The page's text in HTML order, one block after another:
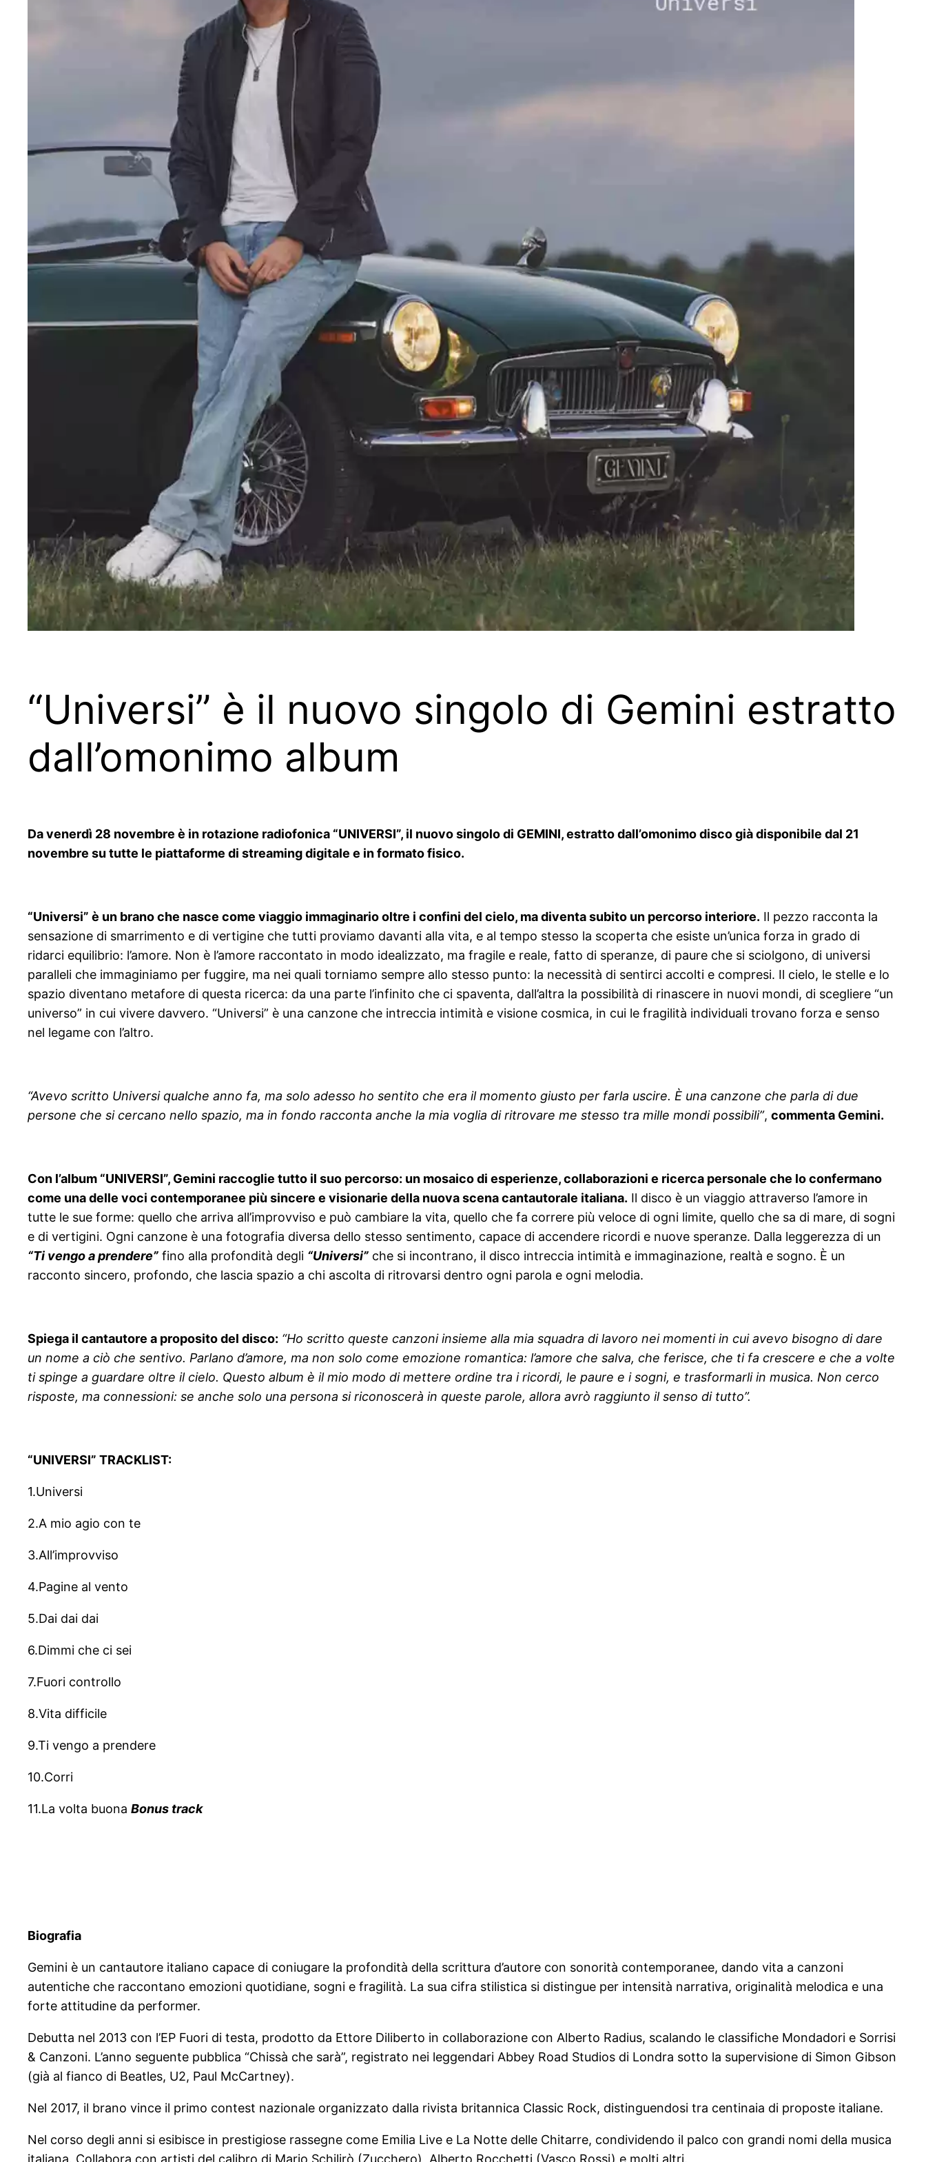
“Universi” è il nuovo singolo di Gemini estratto
dall’omonimo album
Da venerdì 28 novembre è in rotazione radiofonica “UNIVERSI”, il nuovo singolo di GEMINI, estratto dall’omonimo disco già disponibile dal 21
novembre su tutte le piattaforme di streaming digitale e in formato fisico.
“Universi” è un brano che nasce come viaggio immaginario oltre i confini del cielo, ma diventa subito un percorso interiore. Il pezzo racconta la
sensazione di smarrimento e di vertigine che tutti proviamo davanti alla vita, e al tempo stesso la scoperta che esiste un’unica forza in grado di
ridarci equilibrio: l’amore. Non è l’amore raccontato in modo idealizzato, ma fragile e reale, fatto di speranze, di paure che si sciolgono, di universi
paralleli che immaginiamo per fuggire, ma nei quali torniamo sempre allo stesso punto: la necessità di sentirci accolti e compresi. Il cielo, le stelle e lo
spazio diventano metafore di questa ricerca: da una parte l’infinito che ci spaventa, dall’altra la possibilità di rinascere in nuovi mondi, di scegliere “un
universo” in cui vivere davvero. “Universi” è una canzone che intreccia intimità e visione cosmica, in cui le fragilità individuali trovano forza e senso
nel legame con l’altro.
“Avevo scritto Universi qualche anno fa, ma solo adesso ho sentito che era il momento giusto per farla uscire. È una canzone che parla di due
persone che si cercano nello spazio, ma in fondo racconta anche la mia voglia di ritrovare me stesso tra mille mondi possibili”, commenta Gemini.
Con l’album “UNIVERSI”, Gemini raccoglie tutto il suo percorso: un mosaico di esperienze, collaborazioni e ricerca personale che lo confermano
come una delle voci contemporanee più sincere e visionarie della nuova scena cantautorale italiana. Il disco è un viaggio attraverso l’amore in
tutte le sue forme: quello che arriva all’improvviso e può cambiare la vita, quello che fa correre più veloce di ogni limite, quello che sa di mare, di sogni
e di vertigini. Ogni canzone è una fotografia diversa dello stesso sentimento, capace di accendere ricordi e nuove speranze. Dalla leggerezza di un
“Ti vengo a prendere” fino alla profondità degli “Universi” che si incontrano, il disco intreccia intimità e immaginazione, realtà e sogno. È un
racconto sincero, profondo, che lascia spazio a chi ascolta di ritrovarsi dentro ogni parola e ogni melodia.
Spiega il cantautore a proposito del disco: “Ho scritto queste canzoni insieme alla mia squadra di lavoro nei momenti in cui avevo bisogno di dare
un nome a ciò che sentivo. Parlano d’amore, ma non solo come emozione romantica: l’amore che salva, che ferisce, che ti fa crescere e che a volte
ti spinge a guardare oltre il cielo. Questo album è il mio modo di mettere ordine tra i ricordi, le paure e i sogni, e trasformarli in musica. Non cerco
risposte, ma connessioni: se anche solo una persona si riconoscerà in queste parole, allora avrò raggiunto il senso di tutto”.
“UNIVERSI” TRACKLIST:
1.Universi
2.A mio agio con te
3.All’improvviso
4.Pagine al vento
5.Dai dai dai
6.Dimmi che ci sei
7.Fuori controllo
8.Vita difficile
9.Ti vengo a prendere
10.Corri
11.La volta buona Bonus track
Biografia
Gemini è un cantautore italiano capace di coniugare la profondità della scrittura d’autore con sonorità contemporanee, dando vita a canzoni
autentiche che raccontano emozioni quotidiane, sogni e fragilità. La sua cifra stilistica si distingue per intensità narrativa, originalità melodica e una
forte attitudine da performer.
Debutta nel 2013 con l’EP Fuori di testa, prodotto da Ettore Diliberto in collaborazione con Alberto Radius, scalando le classifiche Mondadori e Sorrisi
& Canzoni. L’anno seguente pubblica “Chissà che sarà”, registrato nei leggendari Abbey Road Studios di Londra sotto la supervisione di Simon Gibson
(già al fianco di Beatles, U2, Paul McCartney).
Nel 2017, il brano vince il primo contest nazionale organizzato dalla rivista britannica Classic Rock, distinguendosi tra centinaia di proposte italiane.
Nel corso degli anni si esibisce in prestigiose rassegne come Emilia Live e La Notte delle Chitarre, condividendo il palco con grandi nomi della musica
italiana. Collabora con artisti del calibro di Mario Schilirò (Zucchero), Alberto Rocchetti (Vasco Rossi) e molti altri.